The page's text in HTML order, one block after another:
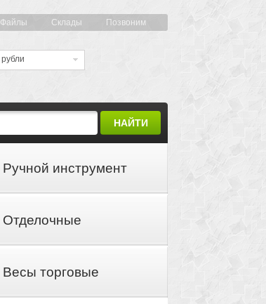
Файлы Склады Позвоним
рубли
НАЙТИ
Ручной инструмент
Отделочные
Весы торговые